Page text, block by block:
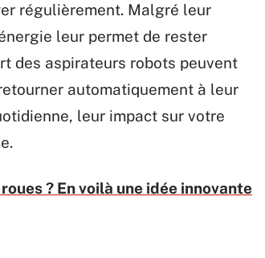
régulièrement. Malgré leur
leur permet de rester
des aspirateurs robots peuvent
automatiquement à leur
leur impact sur votre
? En voilà une idée innovante